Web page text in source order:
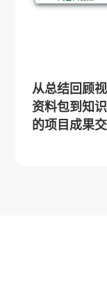
从总结回顾
资料包到知
的项目成果